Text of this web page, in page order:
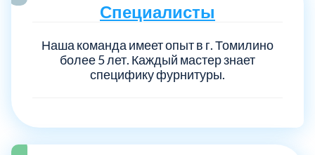
Специалисты
Наша команда имеет опыт в г. Томилино
более 5 лет. Каждый мастер знает
специфику фурнитуры.